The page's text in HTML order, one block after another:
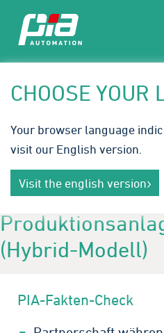
23.-24. September 2026
Innovative
Medizintechnik. Wir freuen
Galway.
Mehr erfahren
(Hybrid-Modell)
PIA-Fakten-Check
CHOOSE YOUR
Your browser language
visit our English version.
Visit the english version